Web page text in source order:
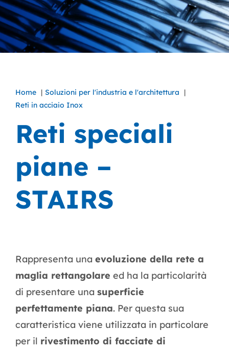
Home
Soluzioni per l'industria e l'architettura
Reti in acciaio Inox
Reti speciali
piane –
STAIRS
Rappresenta una evoluzione della rete a
maglia rettangolare ed ha la particolarità
di presentare una superficie
perfettamente piana. Per questa sua
caratteristica viene utilizzata in particolare
per il rivestimento di facciate di